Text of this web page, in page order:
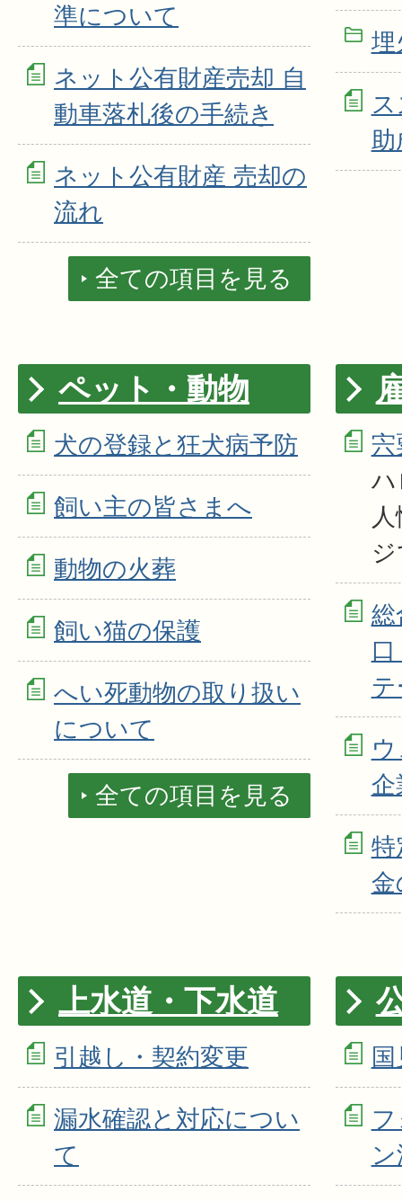
準について
ネット公有財産売却 自
動車落札後の手続き
ネット公有財産 売却の
流れ
全ての項目を見る
埋
助
ペット・動物
犬の登録と狂犬病予防
飼い主の皆さまへ
動物の火葬
飼い猫の保護
へい死動物の取り扱い
について
全ての項目を見る
ハ
総
企
特
金
上水道・下水道
引越し・契約変更
漏水確認と対応につい
て